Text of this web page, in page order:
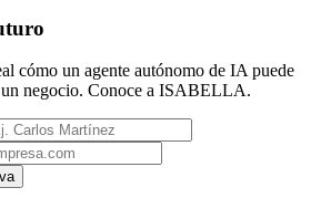
cómo un agente autónomo de IA puede
un negocio. Conoce a ISABELLA.